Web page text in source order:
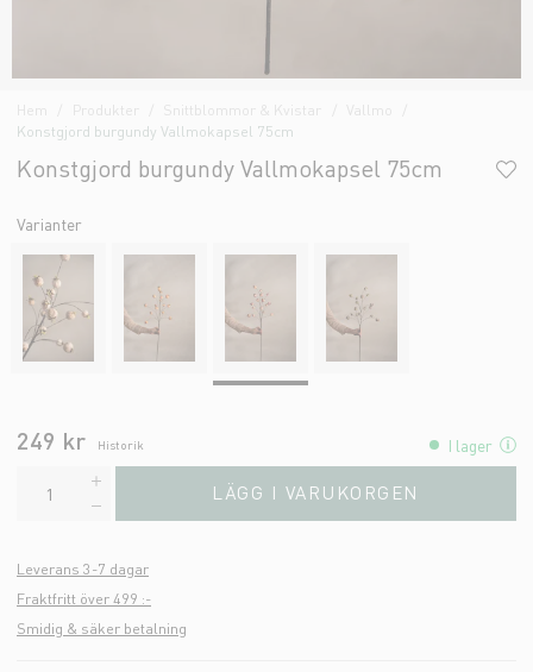
Hem Produkter Snittblommor & Kvistar
Vallmo
Konstgjord burgundy Vallmokapsel 75cm
Konstgjord burgundy Vallmokapsel 75cm
Varianter
249 kr Historik I lager
LÄGG I VARUKORGEN
Leverans 3-7 dagar
Fraktfritt över 499 :-
Smidig & säker betalning